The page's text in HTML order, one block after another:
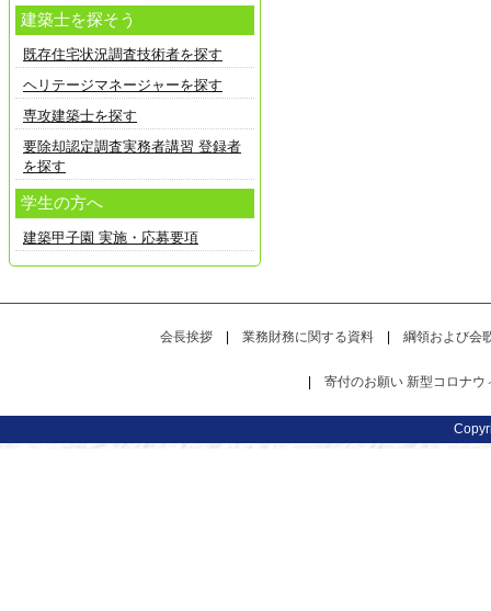
建築士を探そう
既存住宅状況調査技術者を探す
ヘリテージマネージャーを探す
専攻建築士を探す
要除却認定調査実務者講習 登録者
を探す
学生の方へ
建築甲子園 実施・応募要項
会長挨拶| 業務財務に関する資料| 綱領および会
寄付のお願い 新型コロナウ